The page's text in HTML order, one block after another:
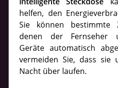
helfen, den
Sie können bestimmte
denen der Fernseher
Geräte automatisch
vermeiden Sie, dass sie
Nacht über laufen.